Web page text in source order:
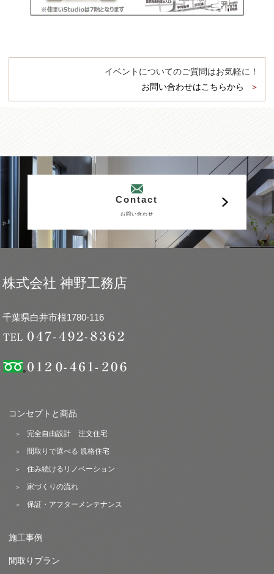
イベントについてのご質問はお気軽に！
お問い合わせはこちらから
Contact
お問い合わせ
株式会社 神野工務店
千葉県白井市根1780-116
コンセプトと商品
完全自由設計 注文住宅
間取りで選べる 規格住宅
住み続けるリノベーション
家づくりの流れ
保証・アフターメンテナンス
施工事例
間取りプラン